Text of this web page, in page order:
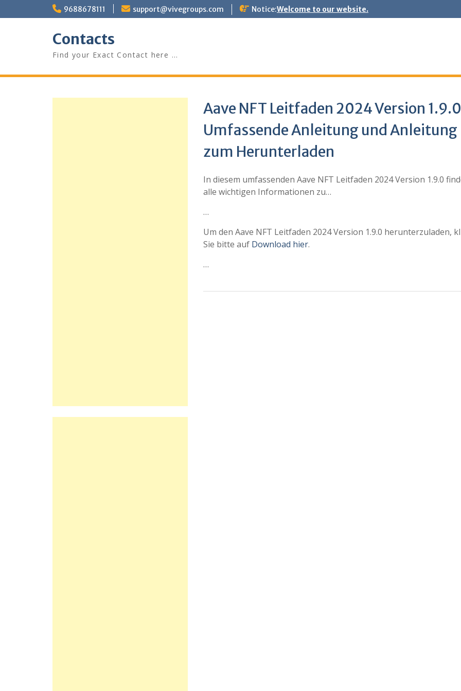
to
9688678111 support@vivegroups.com Notice:Welcome to our website.
Contacts
Find your Exact Contact here …
Aave NFT Leitfaden 2024 Version
Umfassende Anleitung und Anleitung
zum Herunterladen
In diesem umfassenden Aave NFT Leitfaden 2024 Version 1.9.0
alle wichtigen Informationen zu…
…
Um den Aave NFT Leitfaden 2024 Version 1.9.0 herunterzuladen,
Sie bitte auf Download hier.
…